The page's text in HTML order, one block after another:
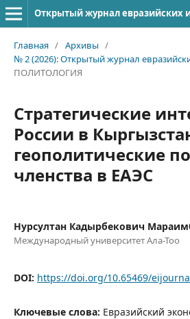
Открытый журнал евразийских
Главная / Архивы /
№ 2 (2026): Открытый журнал
ПОЛИТОЛОГИЯ
Стратегические
России в
геополитические
членства в ЕАЭС
Нурсултан Кадырбекович
Международный университет Ала-Тоо
DOI: https://doi.org/10.65469/
Ключевые слова: Евразийский